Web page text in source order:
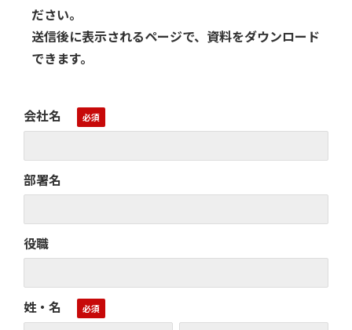
ださい。
送信後に表示されるページで、資料をダウンロード
できます。
会社名
部署名
役職
姓・名